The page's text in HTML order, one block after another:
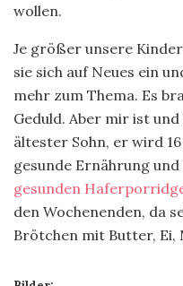
wollen.
Je größer unsere
sie sich auf Neues ein
mehr zum Thema. Es
Geduld. Aber mir ist
ältester Sohn, er wird
gesunde Ernährung
gesunden
den Wochenenden, da
Brötchen mit Butter, Ei,